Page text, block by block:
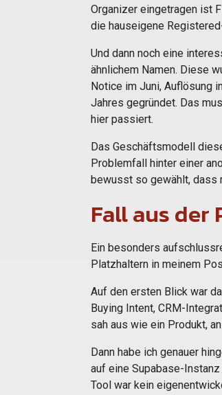
Organizer eingetragen ist
die hauseigene
Und dann noch eine
ähnlichem Namen. Diese
Notice im Juni, Auflösung
Jahres gegründet. Das
hier passiert.
Das Geschäftsmodell
Problemfall hinter einer
bewusst so gewählt, dass
Fall aus der
Ein besonders
Platzhaltern in meinem
Auf den ersten Blick war
Buying Intent, CRM-
sah aus wie ein Produkt,
Dann habe ich genauer
auf eine Supabase-
Tool war kein